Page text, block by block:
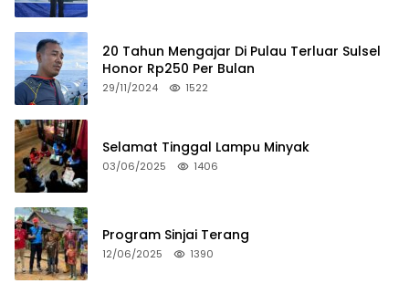
20 Tahun Mengajar Di Pulau Terluar Sulsel
Honor Rp250 Per Bulan
29/11/2024 1522
Selamat Tinggal Lampu Minyak
03/06/2025 1406
Program Sinjai Terang
12/06/2025 1390